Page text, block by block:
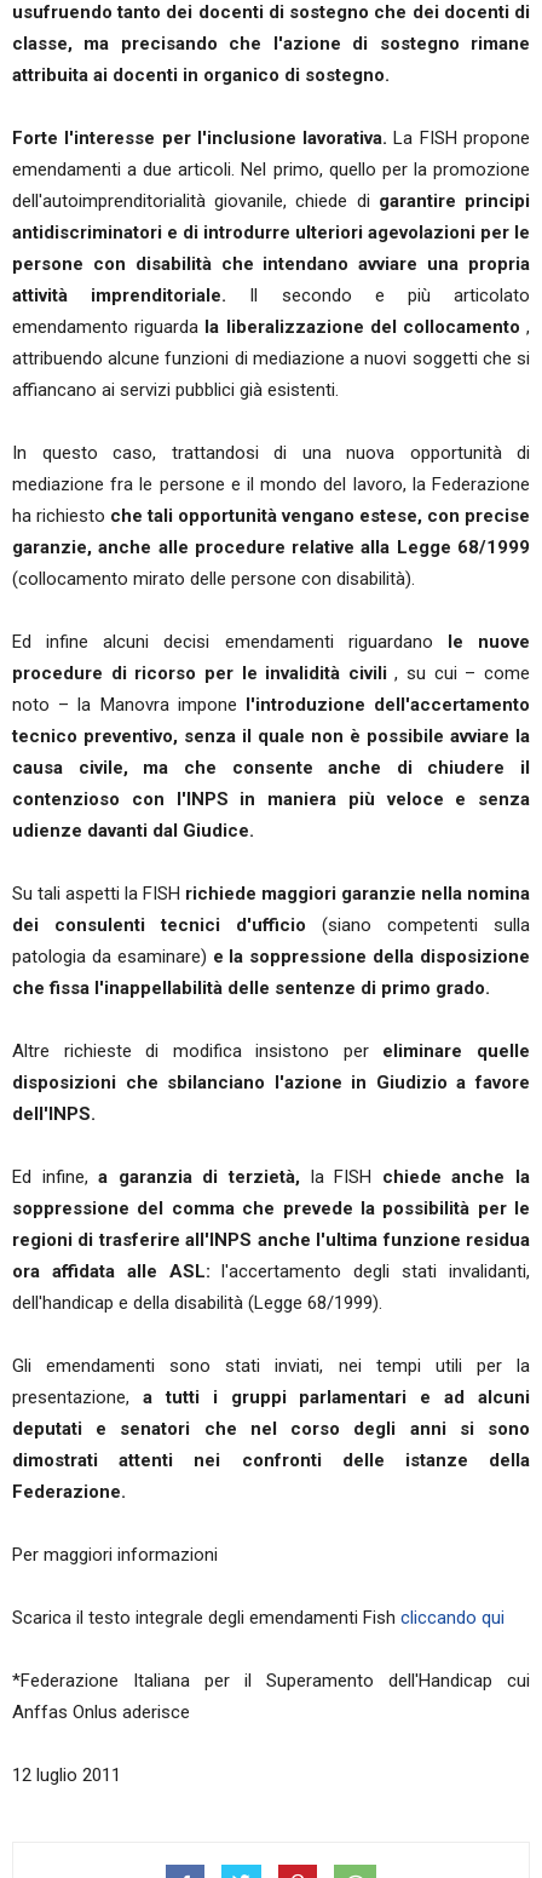
usufruendo tanto dei docenti di sostegno che dei docenti di
classe, ma precisando che l'azione di sostegno rimane
attribuita ai docenti in organico di sostegno.
Forte l'interesse per l'inclusione lavorativa. La FISH propone
emendamenti a due articoli. Nel primo, quello per la promozione
dell'autoimprenditorialità giovanile, chiede di garantire principi
antidiscriminatori e di introdurre ulteriori agevolazioni per le
persone con disabilità che intendano avviare una propria
attività imprenditoriale. Il secondo e più articolato
emendamento riguarda la liberalizzazione del collocamento ,
attribuendo alcune funzioni di mediazione a nuovi soggetti che si
affiancano ai servizi pubblici già esistenti.
In questo caso, trattandosi di una nuova opportunità di
mediazione fra le persone e il mondo del lavoro, la Federazione
ha richiesto che tali opportunità vengano estese, con precise
garanzie, anche alle procedure relative alla Legge 68/1999
(collocamento mirato delle persone con disabilità).
Ed infine alcuni decisi emendamenti riguardano le nuove
procedure di ricorso per le invalidità civili, su cui – come
noto – la Manovra impone l'introduzione dell'accertamento
tecnico preventivo, senza il quale non è possibile avviare la
causa civile, ma che consente anche di chiudere il
contenzioso con l'INPS in maniera più veloce e senza
udienze davanti dal Giudice.
Su tali aspetti la FISH richiede maggiori garanzie nella nomina
dei consulenti tecnici d'ufficio (siano competenti sulla
patologia da esaminare) e la soppressione della disposizione
che fissa l'inappellabilità delle sentenze di primo grado.
Altre richieste di modifica insistono per eliminare quelle
disposizioni che sbilanciano l'azione in Giudizio a favore
dell'INPS.
Ed infine,a garanzia di terzietà, la FISH chiede anche la
soppressione del comma che prevede la possibilità per le
regioni di trasferire all'INPS anche l'ultima funzione residua
ora affidata alle ASL: l'accertamento degli stati invalidanti,
dell'handicap e della disabilità (Legge 68/1999).
Gli emendamenti sono stati inviati, nei tempi utili per la
presentazione, a tutti i gruppi parlamentari e ad alcuni
deputati e senatori che nel corso degli anni si sono
dimostrati attenti nei confronti delle istanze della
Federazione.
Per maggiori informazioni
Scarica il testo integrale degli emendamenti Fish cliccando qui
*Federazione Italiana per il Superamento dell'Handicap cui
Anffas Onlus aderisce
12 luglio 2011